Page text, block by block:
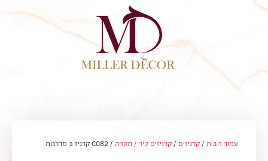
עמוד הבית / קרניזים / קרניזים קיר / תקרה / C082 קרניז 3 מדרגות